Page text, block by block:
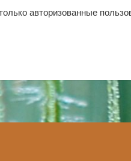
авторизованные